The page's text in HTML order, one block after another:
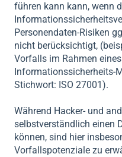
führen kann kann, wenn
Personendaten-Risiken
nicht berücksichtigt,
Vorfalls im Rahmen
Informationssicherheits-
Stichwort: ISO 27001).
Während Hacker- und
selbstverständlich einen
können, sind hier
Vorfallspotenziale zu